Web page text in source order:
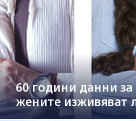
60 години данни
жените изживяват